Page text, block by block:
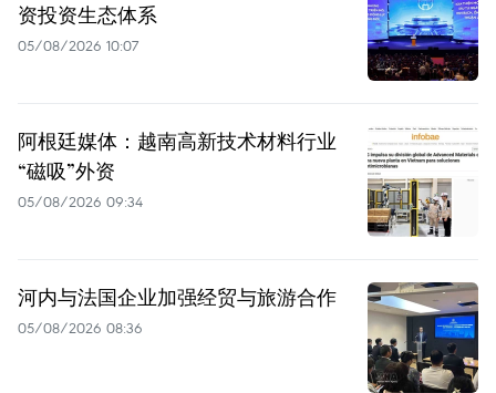
资投资生态体系
05/08/2026 10:07
阿根廷媒体：越南高新技术材料行业
“磁吸”外资
05/08/2026 09:34
河内与法国企业加强经贸与旅游合作
05/08/2026 08:36